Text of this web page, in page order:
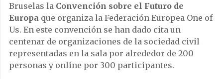
Bruselas la Convención sobre el Futuro de
Europa que organiza la Federación Europea One of
Us. En este convención se han dado cita un
centenar de organizaciones de la sociedad civil
representadas en la sala por alrededor de 200
personas y online por 300 participantes.